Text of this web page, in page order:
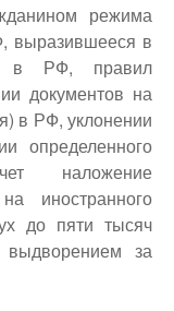
режима
выразившееся в
в РФ, правил
документов на
в РФ, уклонении
определенного
наложение
иностранного
до пяти тысяч
за